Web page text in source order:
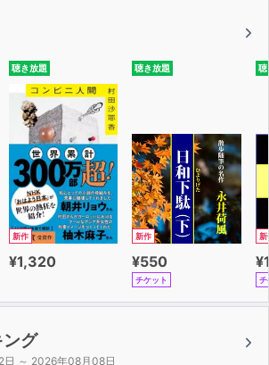
」と「厳しい育て方」はどちらがいい
診断テスト
に最も重要な能力であるグリットを
な方法」、そして、
人間のグリットを伸ばす効果的な方
おいてもぜひ読んでほしい珠玉の書
けを掴んだときに、いきなりうまくな
す。
聴き放題
新作
¥1,320
聴き放題
新作
¥550
チケット
聴
新
チ
グ
～ 2026年08月08日